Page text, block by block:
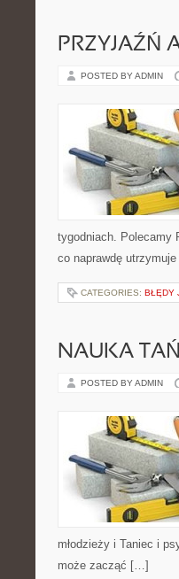
PRZYJAŹŃ
POSTED BY ADMIN
tygodniach. Polecamy
co naprawdę
CATEGORIES: BŁĘDY
NAUKA
POSTED BY ADMIN
młodzieży i Taniec i
może zacząć […]